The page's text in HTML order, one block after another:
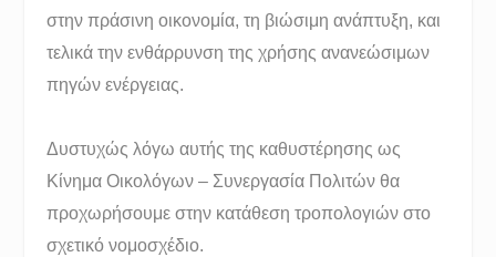
στην πράσινη οικονομία, τη βιώσιμη ανάπτυξη, και
τελικά την ενθάρρυνση της χρήσης ανανεώσιμων
πηγών ενέργειας.
Δυστυχώς λόγω αυτής της καθυστέρησης ως
Κίνημα Οικολόγων – Συνεργασία Πολιτών θα
προχωρήσουμε στην κατάθεση τροπολογιών στο
σχετικό νομοσχέδιο.